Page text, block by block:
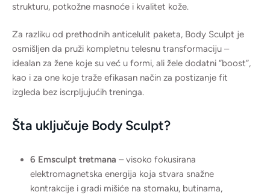
strukturu, potkožne masnoće i kvalitet kože.
Za razliku od prethodnih anticelulit paketa, Body Sculpt je
osmišljen da pruži kompletnu telesnu transformaciju –
idealan za žene koje su već u formi, ali žele dodatni “boost”,
kao i za one koje traže efikasan način za postizanje fit
izgleda bez iscrpljujućih treninga.
Šta uključuje Body Sculpt?
6 Emsculpt tretmana – visoko fokusirana
elektromagnetska energija koja stvara snažne
kontrakcije i gradi mišiće na stomaku, butinama,